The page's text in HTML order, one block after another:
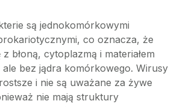
są jednokomórkowymi
co oznacza, że
błoną, cytoplazmą i materiałem
bez jądra komórkowego. Wirusy
i nie są uważane za żywe
nie mają struktury